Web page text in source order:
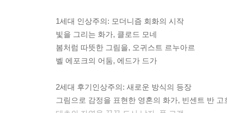
1세대 인상주의: 모더니즘 회화의 시작
빛을 그리는 화가, 클로드 모네
봄처럼 따뜻한 그림을, 오귀스트 르누아르
벨 에포크의 어둠, 에드가 드가
2세대 후기인상주의: 새로운 방식의 등장
그림으로 감정을 표현한 영혼의 화가, 빈센트 반 고